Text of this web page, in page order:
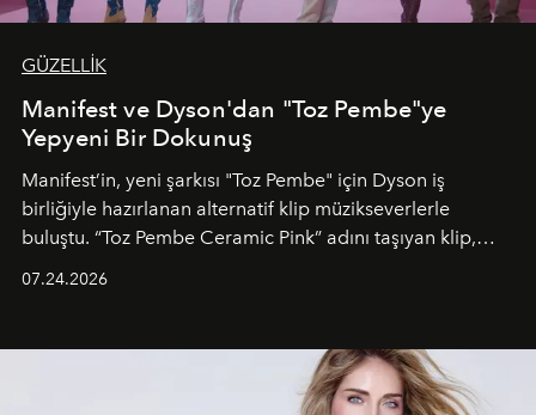
GÜZELLİK
Manifest ve Dyson'dan "Toz Pembe"ye
Yepyeni Bir Dokunuş
Manifest’in, yeni şarkısı "Toz Pembe" için Dyson iş
birliğiyle hazırlanan alternatif klip müzikseverlerle
buluştu. “Toz Pembe Ceramic Pink” adını taşıyan klip,
unsurlarından biri olarak öne çıkıyor.
07.24.2026